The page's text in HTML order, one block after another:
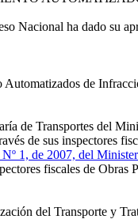
Nacional ha dado su
de
de Transportes del
de sus inspectores
1, de 2007, del
fiscales de Obras
del Transporte y